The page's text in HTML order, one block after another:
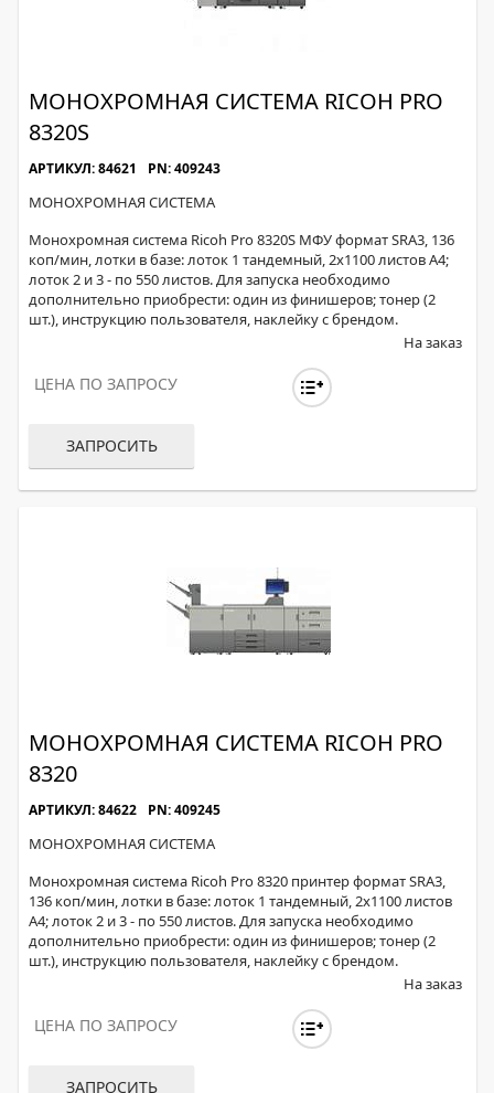
МОНОХРОМНАЯ СИСТЕМА RICOH PRO
8320S
АРТИКУЛ: 84621 PN: 409243
МОНОХРОМНАЯ СИСТЕМА
Монохромная система Ricoh Pro 8320S МФУ формат SRA3, 136
коп/мин, лотки в базе: лоток 1 тандемный, 2x1100 листов А4;
лоток 2 и 3 - по 550 листов. Для запуска необходимо
дополнительно приобрести: один из финишеров; тонер (2
шт.), инструкцию пользователя, наклейку с брендом.
На заказ
ЦЕНА ПО ЗАПРОСУ
ЗАПРОСИТЬ
МОНОХРОМНАЯ СИСТЕМА RICOH PRO
8320
АРТИКУЛ: 84622 PN: 409245
МОНОХРОМНАЯ СИСТЕМА
Монохромная система Ricoh Pro 8320 принтер формат SRA3,
136 коп/мин, лотки в базе: лоток 1 тандемный, 2x1100 листов
А4; лоток 2 и 3 - по 550 листов. Для запуска необходимо
дополнительно приобрести: один из финишеров; тонер (2
шт.), инструкцию пользователя, наклейку с брендом.
На заказ
ЦЕНА ПО ЗАПРОСУ
ЗАПРОСИТЬ